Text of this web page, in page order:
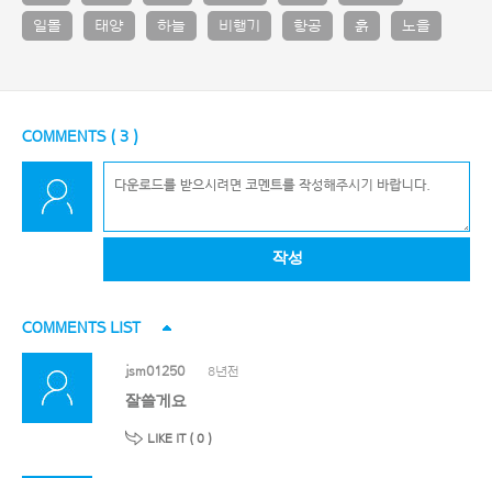
일몰 태양 하늘 비행기 항공 흙 노을
COMMENTS ( 3 )
작성
COMMENTS LIST
jsm01250 8년전
잘쓸게요
LIKE IT ( 0 )